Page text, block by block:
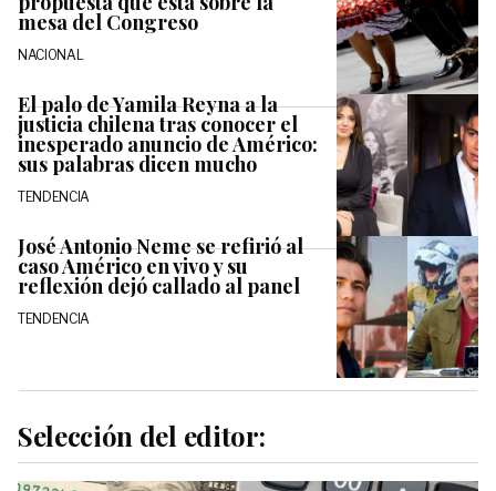
mesa del Congreso
NACIONAL
El palo de Yamila Reyna a la
justicia chilena tras conocer el
inesperado anuncio de Américo:
sus palabras dicen mucho
TENDENCIA
José Antonio Neme se refirió al
caso Américo en vivo y su
reflexión dejó callado al panel
TENDENCIA
Selección del editor: